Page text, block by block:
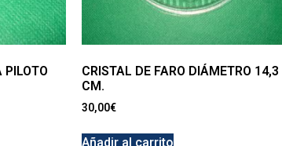
PILOTO
CRISTAL DE FARO DIÁMETRO 14,3
CM.
30,00€
Añadir al carrito